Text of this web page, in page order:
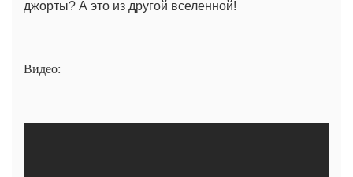
джорты? А это из другой вселенной!
Видео: